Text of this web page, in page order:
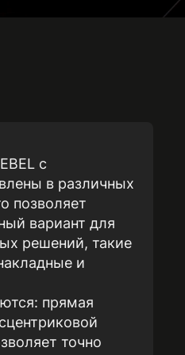
с
в различных
позволяет
вариант для
решений, такие
и
прямая
точно